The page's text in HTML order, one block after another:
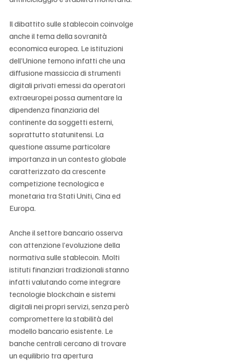
Il dibattito sulle stablecoin coinvolge
anche il tema della sovranità
economica europea. Le istituzioni
dell’Unione temono infatti che una
diffusione massiccia di strumenti
digitali privati emessi da operatori
extraeuropei possa aumentare la
dipendenza finanziaria del
continente da soggetti esterni,
soprattutto statunitensi. La
questione assume particolare
importanza in un contesto globale
caratterizzato da crescente
competizione tecnologica e
monetaria tra Stati Uniti, Cina ed
Europa.
Anche il settore bancario osserva
con attenzione l’evoluzione della
normativa sulle stablecoin. Molti
istituti finanziari tradizionali stanno
infatti valutando come integrare
tecnologie blockchain e sistemi
digitali nei propri servizi, senza però
compromettere la stabilità del
modello bancario esistente. Le
banche centrali cercano di trovare
un equilibrio tra apertura